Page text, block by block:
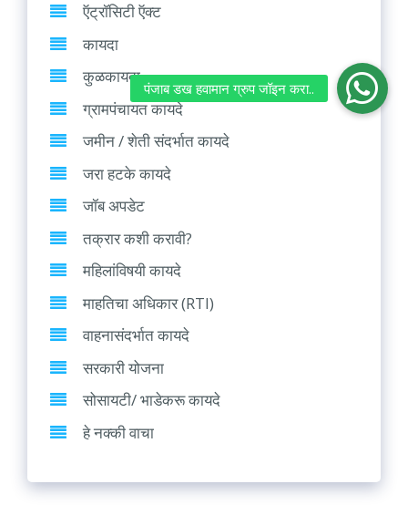
ऍट्रॉसिटी ऍक्ट
कायदा
कुळकायदा
ग्रामपंचायत कायदे
जमीन / शेती संदर्भात कायदे
जरा हटके कायदे
जॉब अपडेट
तक्रार कशी करावी?
महिलांविषयी कायदे
माहतिचा अधिकार (RTI)
वाहनासंदर्भात कायदे
सरकारी योजना
सोसायटी/ भाडेकरू कायदे
हे नक्की वाचा